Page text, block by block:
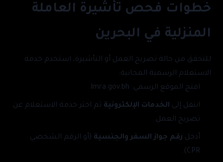
خطوات فحص تأشيرة العاملة
المنزلية في البحرين
للتحقق من حالة تصريح العمل أو التأشيرة، استخدم خدمة
الاستعلام الرسمية المجانية:
افتح الموقع الرسمي: lmra.gov.bh
.
انتقل إلى الخدمات الإلكترونية ثم اختر خدمة الاستعلام عن
تصريح العمل.
أدخل رقم جواز السفر والجنسية (أو الرقم الشخصي
CPR).